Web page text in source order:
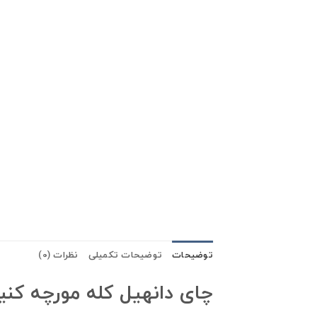
توضیحات توضیحات تکمیلی نظرات (0)
چای دانهیل کله مورچه کنیایی ۵